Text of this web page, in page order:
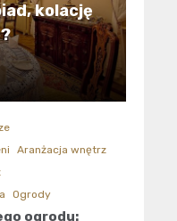
kolację
Aranżacja wnętrz
Ogrody
ogrodu: